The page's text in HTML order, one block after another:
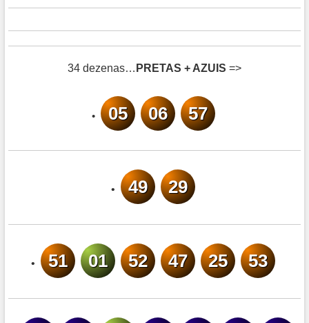
34 dezenas… PRETAS + AZUIS =>
• 05 06 57
• 49 29
• 51 01 52 47 25 53